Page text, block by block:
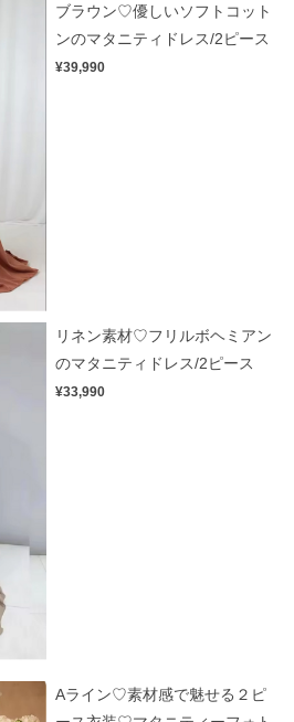
ブラウン♡優しいソフトコット
ンのマタニティドレス/2ピース
¥39,990
リネン素材♡フリルボヘミアン
のマタニティドレス/2ピース
¥33,990
Aライン♡素材感で魅せる２ピ